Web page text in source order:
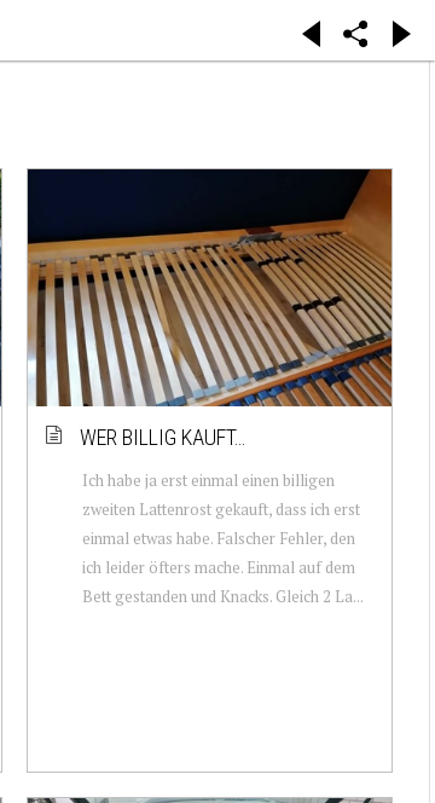
WER BILLIG KAUFT…
Ich habe ja erst einmal einen billigen
zweiten Lattenrost gekauft, dass ich erst
einmal etwas habe. Falscher Fehler, den
ich leider öfters mache. Einmal auf dem
Bett gestanden und Knacks. Gleich 2 La...